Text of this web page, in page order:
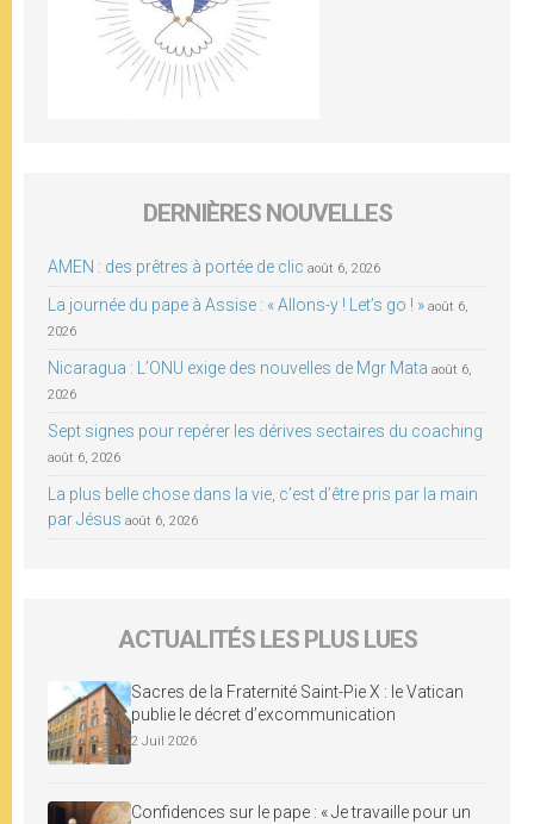
DERNIÈRES NOUVELLES
AMEN : des prêtres à portée de clic août 6, 2026
La journée du pape à Assise : « Allons-y ! Let’s go ! » août 6,
2026
Nicaragua : L’ONU exige des nouvelles de Mgr Mata août 6,
2026
Sept signes pour repérer les dérives sectaires du coaching
août 6, 2026
La plus belle chose dans la vie, c’est d’être pris par la main
par Jésus août 6, 2026
ACTUALITÉS LES PLUS LUES
Sacres de la Fraternité Saint-Pie X : le Vatican
publie le décret d’excommunication
2 Juil 2026
Confidences sur le pape : « Je travaille pour un